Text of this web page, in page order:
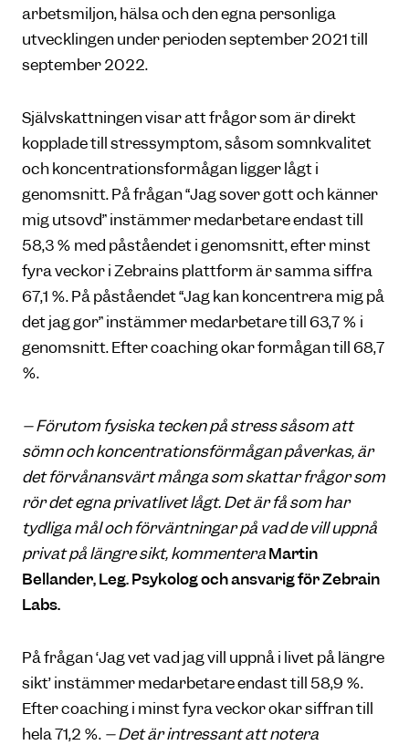
arbetsmiljön, hälsa och den egna personliga
utvecklingen under perioden september 2021 till
september 2022.
Självskattningen visar att frågor som är direkt
kopplade till stressymptom, såsom sömnkvalitet
och koncentrationsförmågan ligger lågt i
genomsnitt. På frågan “Jag sover gott och känner
mig utsövd” instämmer medarbetare endast till
58,3 % med påståendet i genomsnitt, efter minst
fyra veckor i Zebrains plattform är samma siffra
67,1 %. På påståendet “Jag kan koncentrera mig på
det jag gör” instämmer medarbetare till 63,7 % i
genomsnitt. Efter coaching ökar förmågan till 68,7
%.
– Förutom fysiska tecken på stress såsom att
sömn och koncentrationsförmågan påverkas, är
det förvånansvärt många som skattar frågor som
rör det egna privatlivet lågt. Det är få som har
tydliga mål och förväntningar på vad de vill uppnå
privat på längre sikt, kommenteraMartin
Bellander, Leg. Psykolog och ansvarig för Zebrain
Labs.
På frågan ‘Jag vet vad jag vill uppnå i livet på längre
sikt’ instämmer medarbetare endast till 58,9 %.
Efter coaching i minst fyra veckor ökar siffran till
hela 71,2 %. – Det är intressant att notera